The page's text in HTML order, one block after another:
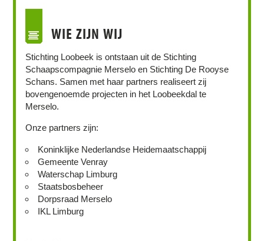
WIE ZIJN WIJ
Stichting Loobeek is ontstaan uit de Stichting
Schaapscompagnie Merselo en Stichting De Rooyse
Schans. Samen met haar partners realiseert zij
bovengenoemde projecten in het Loobeekdal te
Merselo.
Onze partners zijn:
Koninklijke Nederlandse Heidemaatschappij
Gemeente Venray
Waterschap Limburg
Staatsbosbeheer
Dorpsraad Merselo
IKL Limburg